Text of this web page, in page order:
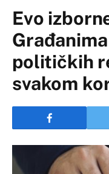
Evo
političkih
svakom